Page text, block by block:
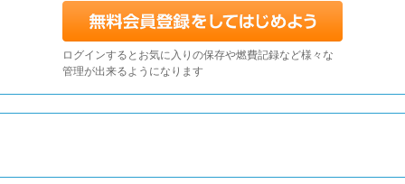
ログインするとお気に入りの保存や燃費記録など様々な
管理が出来るようになります